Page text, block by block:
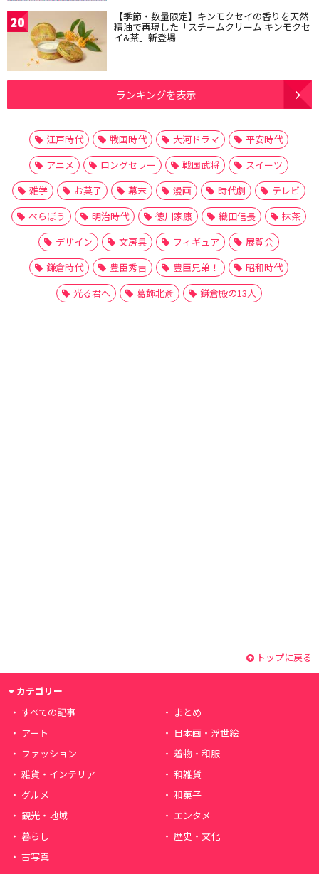
20 【季節・数量限定】キンモクセイの香りを天然
精油で再現した「スチームクリーム キンモクセ
イ&茶」新登場
ランキングを表示
江戸時代 戦国時代 大河ドラマ
平安時代
アニメ
ロングセラー 戦国武将
スイーツ
雑学
お菓子 幕末 漫画 時代劇
テレビ
べらぼう
明治時代 徳川家康 織田信長
抹茶
デザイン
文房具 フィギュア
展覧会
鎌倉時代
豊臣秀吉 豊臣兄弟！
昭和時代
光る君へ
葛飾北斎 鎌倉殿の13人
トップに戻る
カテゴリー
すべての記事
まとめ
アート
日本画・浮世絵
ファッション
着物・和服
雑貨・インテリア
和雑貨
グルメ
和菓子
観光・地域
エンタメ
暮らし
歴史・文化
古写真